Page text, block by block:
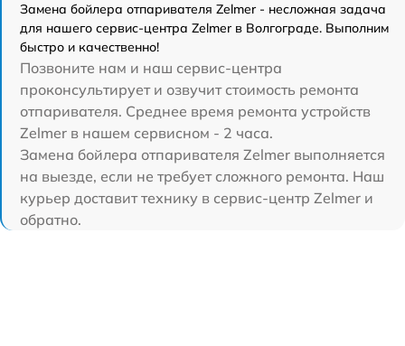
Замена бойлера отпаривателя Zelmer - несложная задача
для нашего сервис-центра Zelmer в Волгограде. Выполним
быстро и качественно!
Позвоните нам и наш сервис-центра
проконсультирует и озвучит стоимость ремонта
отпаривателя. Среднее время ремонта устройств
Zelmer в нашем сервисном - 2 часа.
Замена бойлера отпаривателя Zelmer выполняется
на выезде, если не требует сложного ремонта. Наш
курьер доставит технику в сервис-центр Zelmer и
обратно.